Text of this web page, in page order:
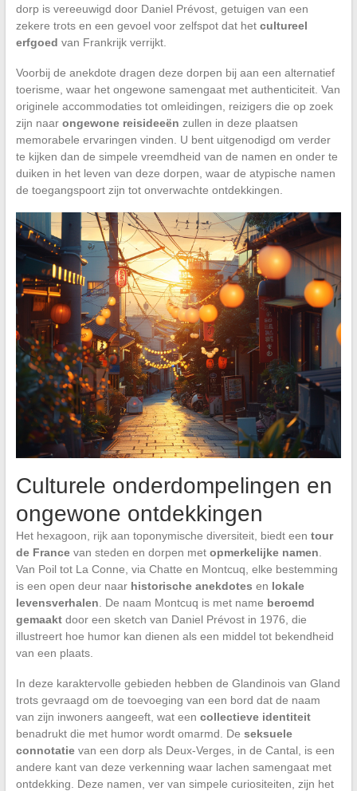
dorp is vereeuwigd door Daniel Prévost, getuigen van een
zekere trots en een gevoel voor zelfspot dat het cultureel
erfgoed van Frankrijk verrijkt.
Voorbij de anekdote dragen deze dorpen bij aan een alternatief
toerisme, waar het ongewone samengaat met authenticiteit. Van
originele accommodaties tot omleidingen, reizigers die op zoek
zijn naar ongewone reisideeën zullen in deze plaatsen
memorabele ervaringen vinden. U bent uitgenodigd om verder
te kijken dan de simpele vreemdheid van de namen en onder te
duiken in het leven van deze dorpen, waar de atypische namen
de toegangspoort zijn tot onverwachte ontdekkingen.
Culturele onderdompelingen en
ongewone ontdekkingen
Het hexagoon, rijk aan toponymische diversiteit, biedt een tour
de Francevan steden en dorpen met opmerkelijke namen
Van Poil tot La Conne, via Chatte en Montcuq, elke bestemming
is een open deur naar historische anekdotes en lokale
levensverhalen . De naam Montcuq is met name beroemd
gemaaktdoor een sketch van Daniel Prévost in 1976, die
illustreert hoe humor kan dienen als een middel tot bekendheid
van een plaats.
In deze karaktervolle gebieden hebben de Glandinois van Gland
trots gevraagd om de toevoeging van een bord dat de naam
van zijn inwoners aangeeft, wat een collectieve identiteit
benadrukt die met humor wordt omarmd. De seksuele
connotatievan een dorp als Deux-Verges, in de Cantal, is een
andere kant van deze verkenning waar lachen samengaat met
ontdekking. Deze namen, ver van simpele curiositeiten, zijn het